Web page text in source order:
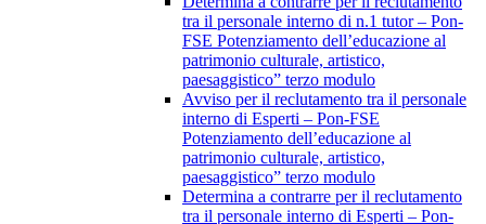
tra il personale interno di n.1 tutor – Pon-
FSE Potenziamento dell’educazione al
patrimonio culturale, artistico,
paesaggistico” terzo modulo
Avviso per il reclutamento tra il personale
interno di Esperti – Pon-FSE
Potenziamento dell’educazione al
patrimonio culturale, artistico,
paesaggistico” terzo modulo
Determina a contrarre per il reclutamento
tra il personale interno di Esperti – Pon-